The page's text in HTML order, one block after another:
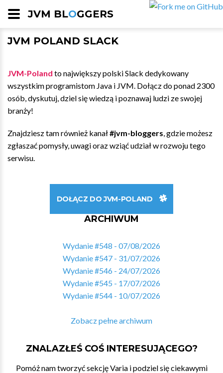
JVM BLOGGERS
JVM POLAND SLACK
JVM-Poland to największy polski Slack dedykowany
wszystkim programistom Java i JVM. Dołącz do ponad 2300
osób, dyskutuj, dziel się wiedzą i poznawaj ludzi ze swojej
branży!
Znajdziesz tam również kanał#jvm-bloggers, gdzie możesz
zgłaszać pomysły, uwagi oraz wziąć udział w rozwoju tego
serwisu.
DOŁĄCZ DO JVM-POLAND
ARCHIWUM
Wydanie #548 - 07/08/2026
Wydanie #547 - 31/07/2026
Wydanie #546 - 24/07/2026
Wydanie #545 - 17/07/2026
Wydanie #544 - 10/07/2026
Zobacz pełne archiwum
ZNALAZŁEŚ COŚ INTERESUJĄCEGO?
Pomóż nam tworzyć sekcję Varia i podziel się ciekawymi